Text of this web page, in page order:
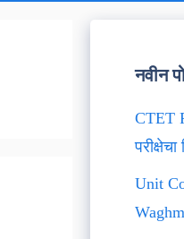
नवीन
CTET
Unit